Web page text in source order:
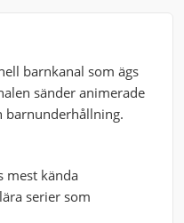
barnkanal som ägs
sänder animerade
barnunderhållning.
mest kända
serier som